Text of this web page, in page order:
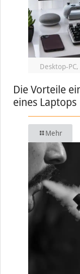
Desktop-
Die Vorteile
eines Laptops
Mehr